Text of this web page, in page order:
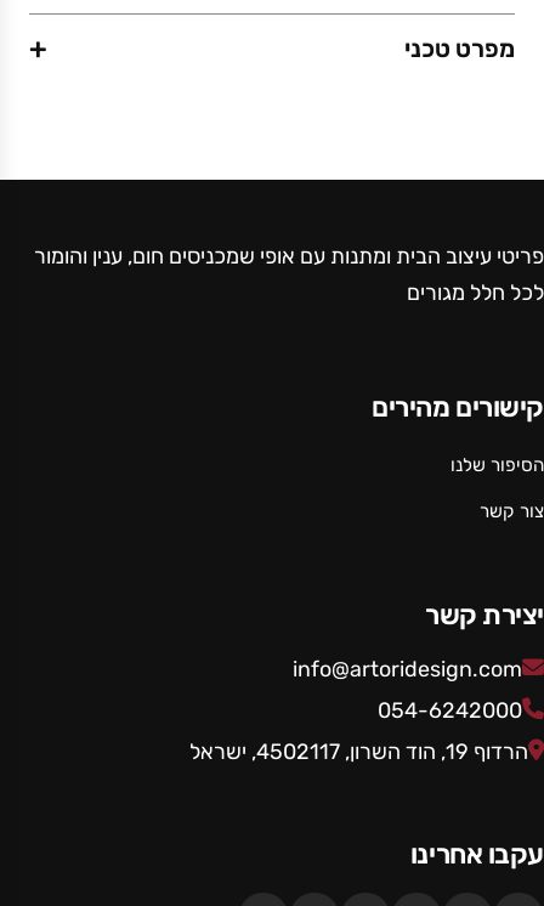
מפרט טכני +
מידות (ס"מ)
מתכת בצביעה אלקטרוסטטית (צבע אבקתי בתנור)
פריטי עיצוב הבית ומתנות עם אופי שמכניסים חום, ענין והומור
לכל חלל מגורים
קישורים מהירים
הסיפור שלנו
צור קשר
יצירת קשר
info@artoridesign.com
054-6242000
הרדוף 19, הוד השרון, 4502117, ישראל
עקבו אחרינו